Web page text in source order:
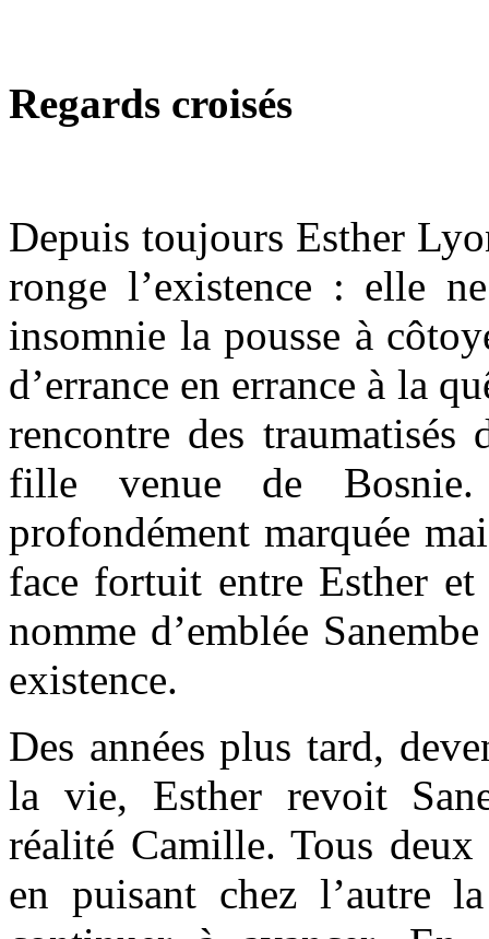
Regards croisés
Depuis toujours Esther
ronge l’existence : elle
insomnie la pousse à
d’errance en errance à la
rencontre des
fille venue de Bosnie.
profondément marquée
face fortuit entre Esther
nomme d’emblée
existence.
Des années plus tard,
la vie, Esther revoit
réalité Camille. Tous
en puisant chez l’autre